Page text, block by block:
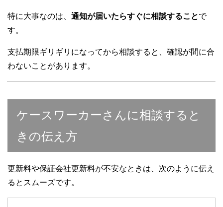
特に大事なのは、 通知が届いたらすぐに相談することで
す。
支払期限ギリギリになってから相談すると、確認が間に合
わないことがあります。
ケースワーカーさんに相談すると
きの伝え方
更新料や保証会社更新料が不安なときは、次のように伝え
るとスムーズです。